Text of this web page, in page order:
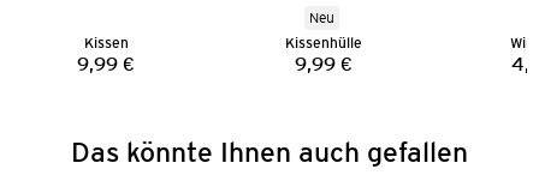
Kissen
Preis:
9,99 €
Neu
Kissenhülle
Preis:
9,99 €
Das könnte Ihnen auch gefallen